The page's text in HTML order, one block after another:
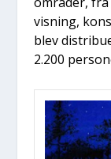
vis­ning,
blev
2.200